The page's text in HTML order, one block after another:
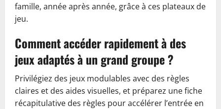
famille, année après année, grâce à ces plateaux de
jeu.
Comment accéder rapidement à des
jeux adaptés à un grand groupe ?
Privilégiez des jeux modulables avec des règles
claires et des aides visuelles, et préparez une fiche
récapitulative des règles pour accélérer l’entrée en